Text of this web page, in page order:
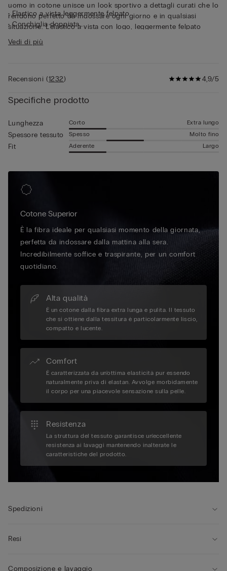
uomo in cotone unisce un look sportivo a dettagli curati che lo
rendono perfetto da indossare ogni giorno e in qualsiasi
situazione. L'elastico a vista con logo, leggermente felpato
internamente, aderisce perfettamente al girovita senza
stringere, assicurando una tenuta stabile e confortevole.
del boxer lungo. L'elasticità ottimale e la straordinaria qualità
• Elastico a vista leggermente felpato
• Conchiglia doppiata
• Aderisce morbidamente al corpo
Vedi di più
4,9/5
Recensioni(1232)
Specifiche prodotto
Lunghezza Corto Extra lungo
Spessore tessuto Spesso Molto fino
Fit Aderente Largo
Cotone Superior
È la fibra ideale per qualsiasi momento della giornata,
perfetta da indossare dalla mattina alla sera.
Incredibilmente soffice e traspirante, per un comfort
quotidiano.
Alta qualità
È un cotone dalla fibra extra lunga e pulita. Il tessuto
che si ottiene dalla tessitura è particolarmente liscio,
compatto e lucente.
Comfort
È caratterizzata da un'ottima elasticità pur essendo
naturalmente priva di elastan. Avvolge morbidamente
il corpo per una piacevole sensazione sulla pelle.
Resistenza
La struttura del tessuto garantisce un'eccellente
resistenza ai lavaggi mantenendo inalterate le
caratteristiche del prodotto.
Spedizioni
Resi
Composizione e lavaggio